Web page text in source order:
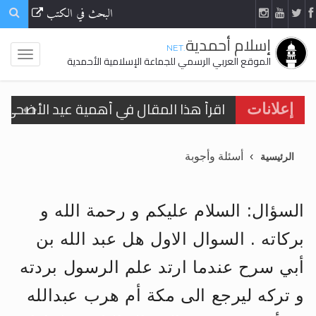
البحث في الكتب
إسلام أحمدية.NET
الموقع العربي الرسمي للجماعة الإسلامية الأحمدية
إعلانات
اقرأ هذا المقال في أهمية عيد
تعميم هامّ لأفراد الجماعة >> المزيد
تعميم هامّ لأفراد الجماعة >> المزيد
اقرأ هذا الكتاب وتعرّف على حقيقة
الرئيسية أسئلة وأجوبة
السؤال: السلام عليكم و رحمة الله و
بركاته . السوال الاول هل عبد الله بن
أبي سرح عندما ارتد علم الرسول بردته
و تركه ليرجع الى مكة أم هرب عبدالله